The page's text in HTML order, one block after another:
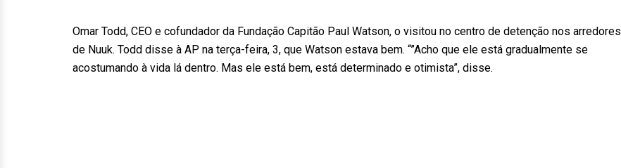
Omar Todd, CEO e cofundador da Fundação Capitão Paul Watson, o visitou no centro de detenção nos arredores
de Nuuk. Todd disse à AP na terça-feira, 3, que Watson estava bem. “”Acho que ele está gradualmente se
acostumando à vida lá dentro. Mas ele está bem, está determinado e otimista”, disse.